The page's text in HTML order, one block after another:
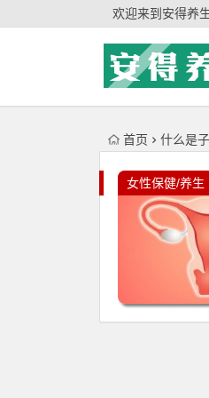
欢迎来到安得养生
首页 什么是
女性保健/养生